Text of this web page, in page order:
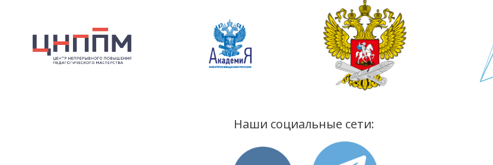
Наши социальные сети: